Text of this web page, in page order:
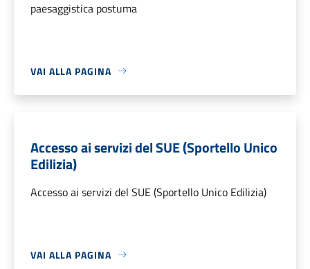
paesaggistica postuma
VAI ALLA PAGINA
Accesso ai servizi del SUE (Sportello Unico
Edilizia)
Accesso ai servizi del SUE (Sportello Unico Edilizia)
VAI ALLA PAGINA